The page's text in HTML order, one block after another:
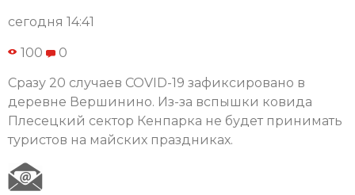
сегодня 14:41
100 0
Сразу 20 случаев COVID-19 зафиксировано в
деревне Вершинино. Из-за вспышки ковида
Плесецкий сектор Кенпарка не будет принимать
туристов на майских праздниках.